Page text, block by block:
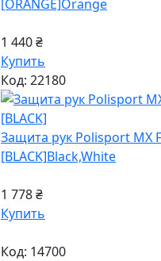
[ORANGE]Orange
1 440 ₴
Купить
Код: 22180
Защита рук Polisport MX
[BLACK]Black,White
1 778 ₴
Купить
Код: 14700